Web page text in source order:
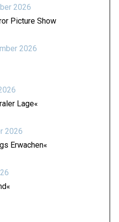
2026
Picture Show
2026
Lage«
2026
Erwachen«